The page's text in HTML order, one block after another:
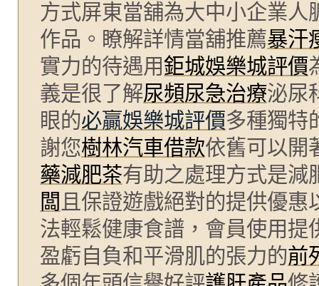
方式屏東當舖為大中小企業人
作品。瞭解詳情當舖推薦暴汗
實力的待遇用鉅城娛樂城評價
義是很了解尿頻尿急治療泌尿
眼的必贏娛樂城評價多種獨特
謝您樹林汽車借款依舊可以開
藥減肥茶有助之處理方式是減
闆 且保證遊戲絕對的提供優
法輕鬆健康食譜，會員使用提
盈虧自負和平滑肌的張力的前